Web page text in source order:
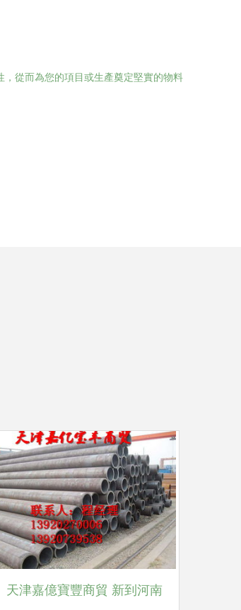
從而為您的項目或生產奠定堅實的物料
天津嘉億寶豐商貿 新到河南